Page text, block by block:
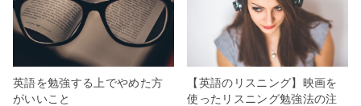
英語を勉強する上でやめた方
がいいこと
【英語のリスニング】映画を
使ったリスニング勉強法の注